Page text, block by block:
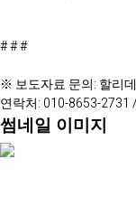
# # #
※ 보도자료 문의: 할리
연락처: 010-8653-
썸네일 이미지